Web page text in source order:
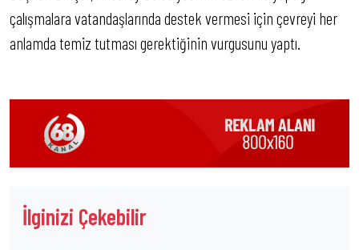
çalışmalara vatandaşlarında destek vermesi için çevreyi her
anlamda temiz tutması gerektiğinin vurgusunu yaptı.
İlginizi Çekebilir